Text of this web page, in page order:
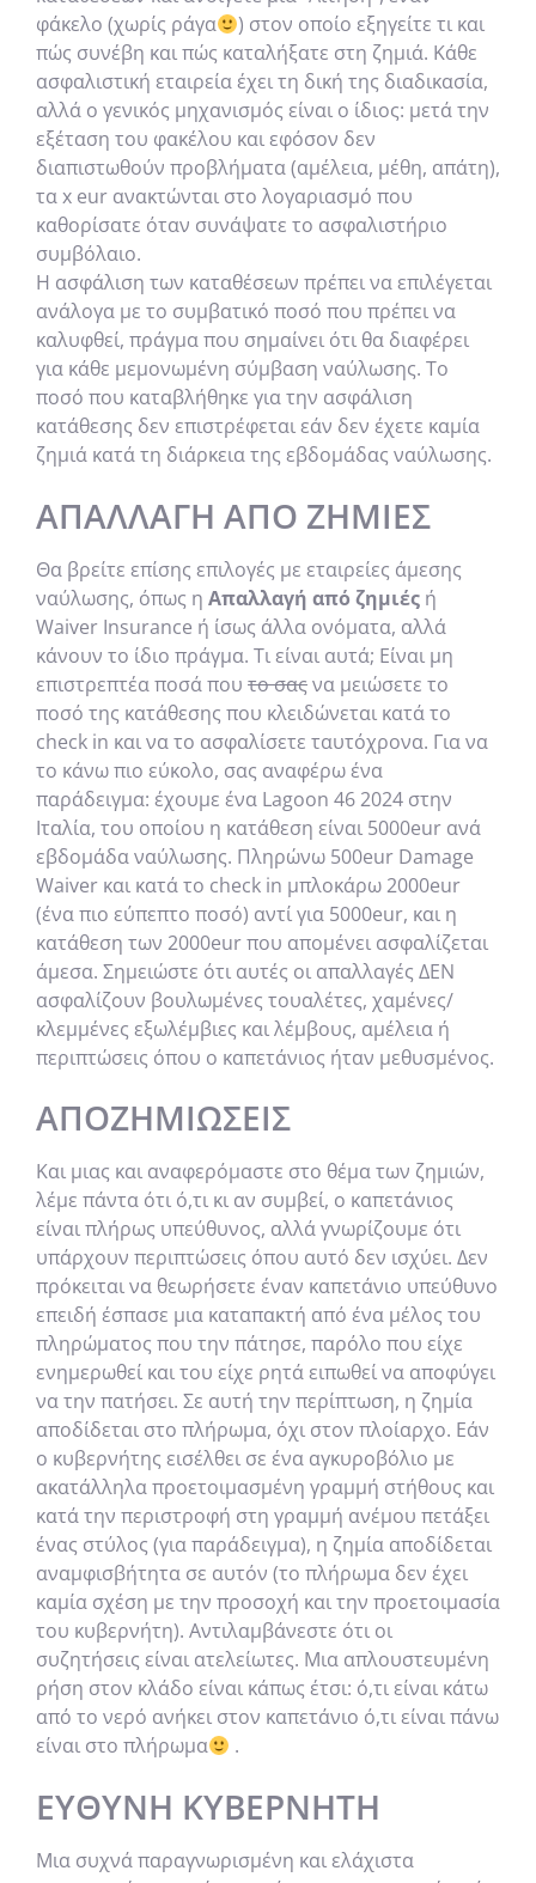
φάκελο (χωρίς ράγα
) στον οποίο εξηγείτε τι και
πώς συνέβη και πώς καταλήξατε στη ζημιά. Κάθε
ασφαλιστική εταιρεία έχει τη δική της διαδικασία,
αλλά ο γενικός μηχανισμός είναι ο ίδιος: μετά την
εξέταση του φακέλου και εφόσον δεν
διαπιστωθούν προβλήματα (αμέλεια, μέθη, απάτη),
τα x eur ανακτώνται στο λογαριασμό που
καθορίσατε όταν συνάψατε το ασφαλιστήριο
συμβόλαιο.
Η ασφάλιση των καταθέσεων πρέπει να επιλέγεται
ανάλογα με το συμβατικό ποσό που πρέπει να
καλυφθεί, πράγμα που σημαίνει ότι θα διαφέρει
για κάθε μεμονωμένη σύμβαση ναύλωσης. Το
ποσό που καταβλήθηκε για την ασφάλιση
κατάθεσης δεν επιστρέφεται εάν δεν έχετε καμία
ζημιά κατά τη διάρκεια της εβδομάδας ναύλωσης.
ΑΠΑΛΛΑΓΉ ΑΠΌ ΖΗΜΙΈΣ
Θα βρείτε επίσης επιλογές με εταιρείες άμεσης
ναύλωσης, όπως η Απαλλαγή από ζημιές ή
Waiver Insurance ή ίσως άλλα ονόματα, αλλά
κάνουν το ίδιο πράγμα. Τι είναι αυτά; Είναι μη
επιστρεπτέα ποσά που το σαςνα μειώσετε το
ποσό της κατάθεσης που κλειδώνεται κατά το
check in και να το ασφαλίσετε ταυτόχρονα. Για να
το κάνω πιο εύκολο, σας αναφέρω ένα
παράδειγμα: έχουμε ένα Lagoon 46 2024 στην
Ιταλία, του οποίου η κατάθεση είναι 5000eur ανά
εβδομάδα ναύλωσης. Πληρώνω 500eur Damage
Waiver και κατά το check in μπλοκάρω 2000eur
(ένα πιο εύπεπτο ποσό) αντί για 5000eur, και η
κατάθεση των 2000eur που απομένει ασφαλίζεται
άμεσα. Σημειώστε ότι αυτές οι απαλλαγές ΔΕΝ
ασφαλίζουν βουλωμένες τουαλέτες, χαμένες/
κλεμμένες εξωλέμβιες και λέμβους, αμέλεια ή
περιπτώσεις όπου ο καπετάνιος ήταν μεθυσμένος.
ΑΠΟΖΗΜΙΏΣΕΙΣ
Και μιας και αναφερόμαστε στο θέμα των ζημιών,
λέμε πάντα ότι ό,τι κι αν συμβεί, ο καπετάνιος
είναι πλήρως υπεύθυνος, αλλά γνωρίζουμε ότι
υπάρχουν περιπτώσεις όπου αυτό δεν ισχύει. Δεν
πρόκειται να θεωρήσετε έναν καπετάνιο υπεύθυνο
επειδή έσπασε μια καταπακτή από ένα μέλος του
πληρώματος που την πάτησε, παρόλο που είχε
ενημερωθεί και του είχε ρητά ειπωθεί να αποφύγει
να την πατήσει. Σε αυτή την περίπτωση, η ζημία
αποδίδεται στο πλήρωμα, όχι στον πλοίαρχο. Εάν
ο κυβερνήτης εισέλθει σε ένα αγκυροβόλιο με
ακατάλληλα προετοιμασμένη γραμμή στήθους και
κατά την περιστροφή στη γραμμή ανέμου πετάξει
ένας στύλος (για παράδειγμα), η ζημία αποδίδεται
αναμφισβήτητα σε αυτόν (το πλήρωμα δεν έχει
καμία σχέση με την προσοχή και την προετοιμασία
του κυβερνήτη). Αντιλαμβάνεστε ότι οι
συζητήσεις είναι ατελείωτες. Μια απλουστευμένη
ρήση στον κλάδο είναι κάπως έτσι: ό,τι είναι κάτω
από το νερό ανήκει στον καπετάνιο ό,τι είναι πάνω
είναι στο πλήρωμα
.
ΕΥΘΎΝΗ ΚΥΒΕΡΝΉΤΗ
Μια συχνά παραγνωρισμένη και ελάχιστα